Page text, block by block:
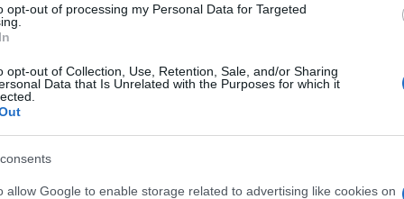
opt-out of processing my Personal Data for Targeted
opt-out of Collection, Use, Retention, Sale, and/or Sharing
Data that Is Unrelated with the Purposes for which it
allow Google to enable storage related to advertising like cookies on